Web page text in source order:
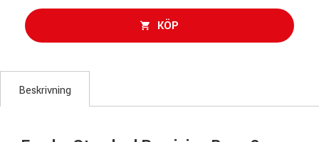
KÖP
Beskrivning